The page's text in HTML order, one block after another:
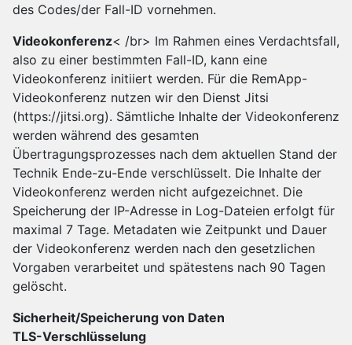
des Codes/der Fall-ID vornehmen.
Videokonferenz< /br> Im Rahmen eines Verdachtsfall,
also zu einer bestimmten Fall-ID, kann eine
Videokonferenz initiiert werden. Für die RemApp-
Videokonferenz nutzen wir den Dienst Jitsi
(https://jitsi.org). Sämtliche Inhalte der Videokonferenz
werden während des gesamten
Übertragungsprozesses nach dem aktuellen Stand der
Technik Ende-zu-Ende verschlüsselt. Die Inhalte der
Videokonferenz werden nicht aufgezeichnet. Die
Speicherung der IP-Adresse in Log-Dateien erfolgt für
maximal 7 Tage. Metadaten wie Zeitpunkt und Dauer
der Videokonferenz werden nach den gesetzlichen
Vorgaben verarbeitet und spätestens nach 90 Tagen
gelöscht.
Sicherheit/Speicherung von Daten
TLS-Verschlüsselung